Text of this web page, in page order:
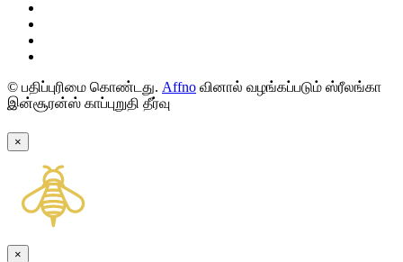
© பதிப்புரிமை கொண்டது. Affno வினால் வழங்கப்படும் ஸ்ரீலங்கா
இன்சூரன்ஸ் காப்புறுதி தீர்வு
×
×